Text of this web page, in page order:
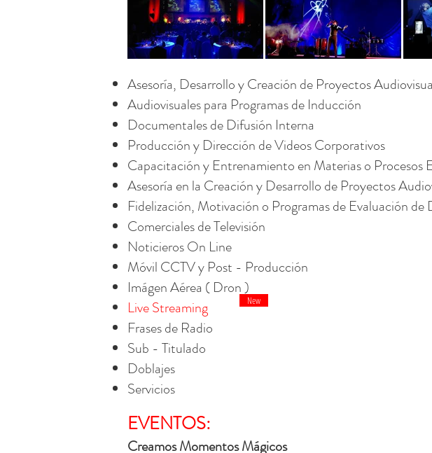
Asesoría, Desarrollo y Creación de Proyectos
Audiovisuales para Programas de Inducción
​Documentales de Difusión Interna
Producción y Dirección de Videos Corporativos
Capacitación y Entrenamiento en Materias o Procesos
Asesoría en la Creación y Desarrollo de Proyectos
Fidelización, Motivación o Programas de Evaluación de
Comerciales de Televisión
Noticieros On Line
Móvil CCTV y Post - Producción
Imágen Aérea ( Dron )
Live Streaming
Frases de Radio
Sub - Titulado
Doblajes
Servicios
New
EVENTOS:
Creamos Momentos Mágicos